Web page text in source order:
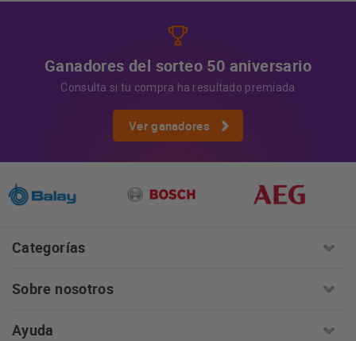
Ganadores del sorteo 50 aniversario
Consulta si tu compra ha resultado premiada
Ver ganadores
Categorías
Sobre nosotros
Ayuda